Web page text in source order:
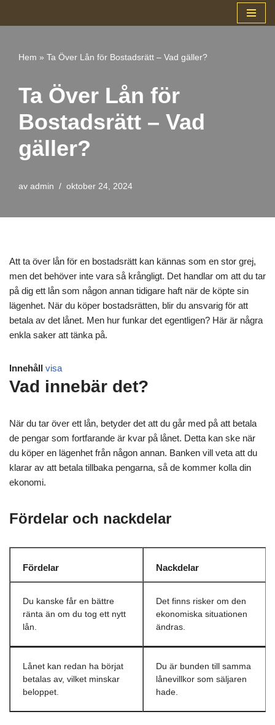
innehåll
Hem » Ta Över Lån för Bostadsrätt – Vad gäller?
Ta Över Lån för
Bostadsrätt – Vad
gäller?
av admin oktober 24, 2024
Att ta över lån för en bostadsrätt kan kännas som en stor grej,
men det behöver inte vara så krångligt. Det handlar om att du tar
på dig ett lån som någon annan tidigare haft när de köpte sin
lägenhet. När du köper bostadsrätten, blir du ansvarig för att
betala av det lånet. Men hur funkar det egentligen? Här är några
enkla saker att tänka på.
Innehåll visa
Vad innebär det?
När du tar över ett lån, betyder det att du går med på att betala
de pengar som fortfarande är kvar på lånet. Detta kan ske när
du köper en lägenhet från någon annan. Banken vill veta att du
klarar av att betala tillbaka pengarna, så de kommer kolla din
ekonomi.
Fördelar och nackdelar
Fördelar Nackdelar
Du kanske får en bättre
ränta än om du tog ett nytt
lån.
Det finns risker om den
ekonomiska situationen
ändras.
Lånet kan redan ha börjat
betalas av, vilket minskar
beloppet.
Du är bunden till samma
lånevillkor som säljaren
hade.